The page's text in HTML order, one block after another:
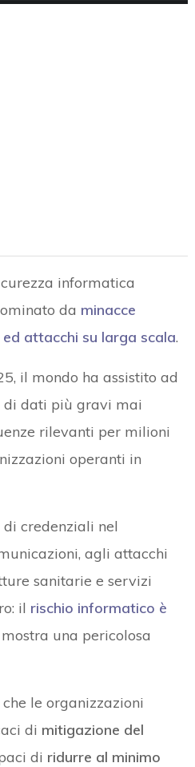
informatica
da minacce
attacchi su larga scala.
il mondo ha assistito ad
di dati più gravi mai
rilevanti per milioni
operanti in
credenziali nel
agli attacchi
sanitarie e servizi
il rischio informatico è
una pericolosa
le organizzazioni
di mitigazione del
di ridurre al minimo